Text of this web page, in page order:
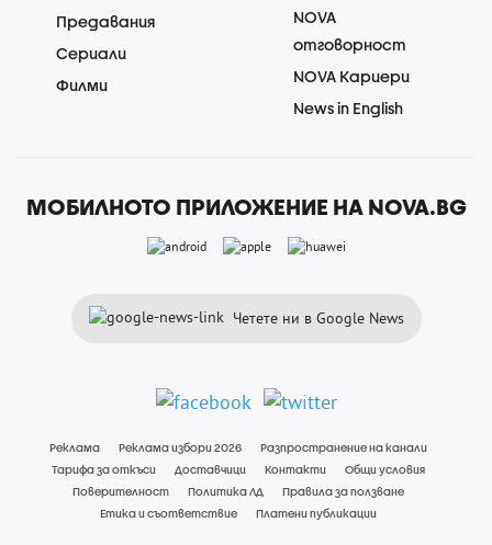
Предавания
Сериали
Филми
NOVA
отговорност
NOVA Кариери
News in English
МОБИЛНОТО ПРИЛОЖЕНИЕ НА NOVA.BG
Четете ни в Google News
Реклама Реклама избори 2026
Разпространение на канали
Тарифа за откъси
Доставчици Контакти
Общи условия
Поверителност
Политика ЛД
Правила за ползване
Етика и съответствие
Платени публикации